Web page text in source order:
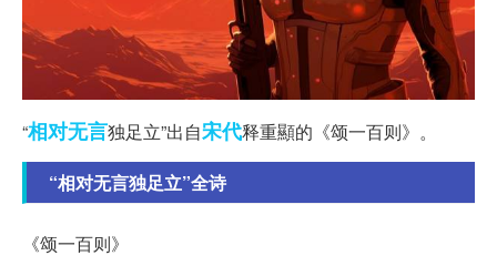
“相对无言独足立”出自宋代释重顯的《颂一百则》。
“相对无言独足立”全诗
《颂一百则》